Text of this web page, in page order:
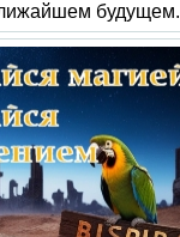
будущем.